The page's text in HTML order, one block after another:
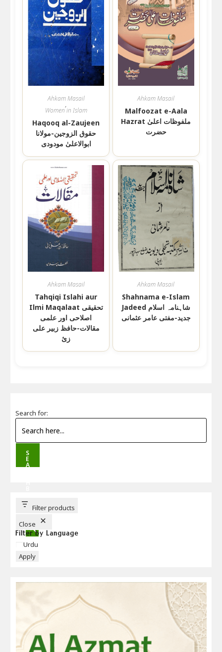
Ahkam Masail
,
Women in Islam
Haqooq al-Zaujeen
حقوق الزوجین-مولانا
ابوالاعلیٰ مودودی
Ahkam Masail
Malfoozat e-Aala
Hazrat ملفوظات اعلیٰ
حضرت
Ahkam Masail
Tahqiqi Islahi aur
Ilmi Maqalaat تحقیقی
اصلاحی اور علمی
مقالات-حافظ زبیر علی
زئ
Ahkam Masail
Shahnama e-Islam
Jadeed شاہنامہ اسلام
جدید-مفتی عامر عثمانی
Search for:
S
E
A
T
T
Filter products
Close
Filter by Language
Language
Urdu
Apply